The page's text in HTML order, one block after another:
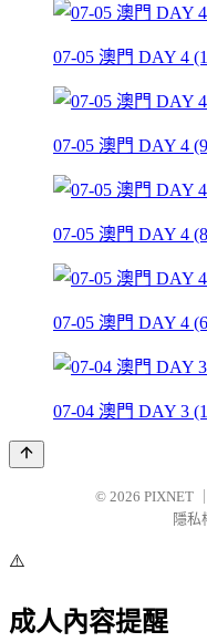
07-05 澳門 DAY 4
07-05 澳門 DAY 4
07-05 澳門 DAY 4
07-05 澳門 DAY 4
07-04 澳門 DAY 3
© 2026 PIXNET
隱私
⚠️
成人內容提醒